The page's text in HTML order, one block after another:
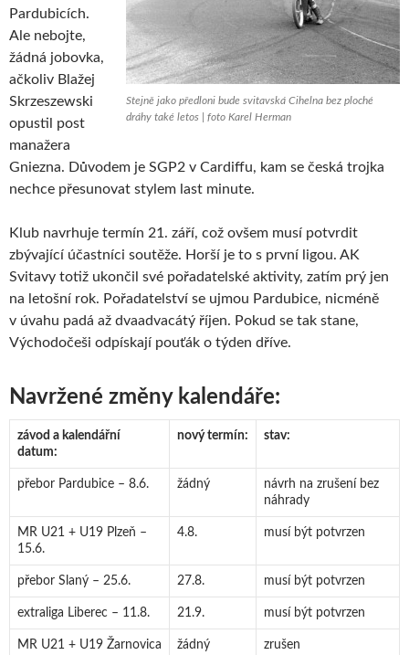
Stejně jako předloni bude svitavská Cihelna bez ploché
dráhy také letos | foto Karel Herman
Pardubicích.
Ale nebojte,
žádná jobovka,
ačkoliv Blažej
Skrzeszewski
opustil post
manažera
Gniezna. Důvodem je SGP2 v Cardiffu, kam se česká trojka
nechce přesunovat stylem last minute.
Klub navrhuje termín 21. září, což ovšem musí potvrdit
zbývající účastníci soutěže. Horší je to s první ligou. AK
Svitavy totiž ukončil své pořadatelské aktivity, zatím prý jen
na letošní rok. Pořadatelství se ujmou Pardubice, nicméně
v úvahu padá až dvaadvacátý říjen. Pokud se tak stane,
Východočeši odpískají pouťák o týden dříve.
Navržené změny kalendáře:
závod a kalendářní
datum:
nový termín: stav:
přebor Pardubice – 8.6. žádný
návrh na zrušení bez
náhrady
MR U21 + U19 Plzeň –
15.6.
4.8. musí být potvrzen
přebor Slaný – 25.6. 27.8. musí být potvrzen
extraliga Liberec – 11.8. 21.9. musí být potvrzen
MR U21 + U19 Žarnovica
žádný zrušen